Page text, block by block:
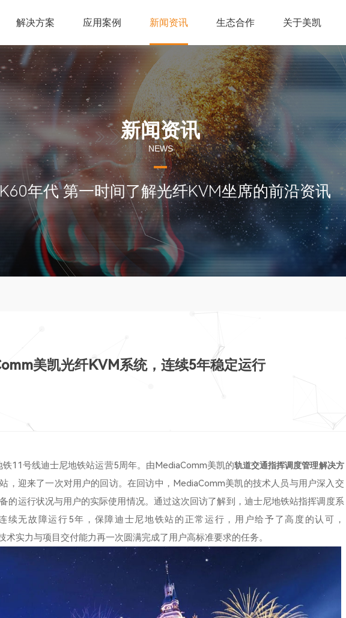
解决方案 应用案例 新闻资讯 生态合作 关于美凯
新闻资讯
NEWS
年代 第一时间了解光纤KVM坐席的前沿资讯
美凯光纤KVM系统，连续5年稳定运行
11号线迪士尼地铁站运营5周年。由MediaComm美凯的轨道交通指挥调度管理解决方
，迎来了一次对用户的回访。在回访中，MediaComm美凯的技术人员与用户深入交
的运行状况与用户的实际使用情况。通过这次回访了解到，迪士尼地铁站指挥调度系
续无故障运行5年，保障迪士尼地铁站的正常运行，用户给予了高度的认可，
术实力与项目交付能力再一次圆满完成了用户高标准要求的任务。